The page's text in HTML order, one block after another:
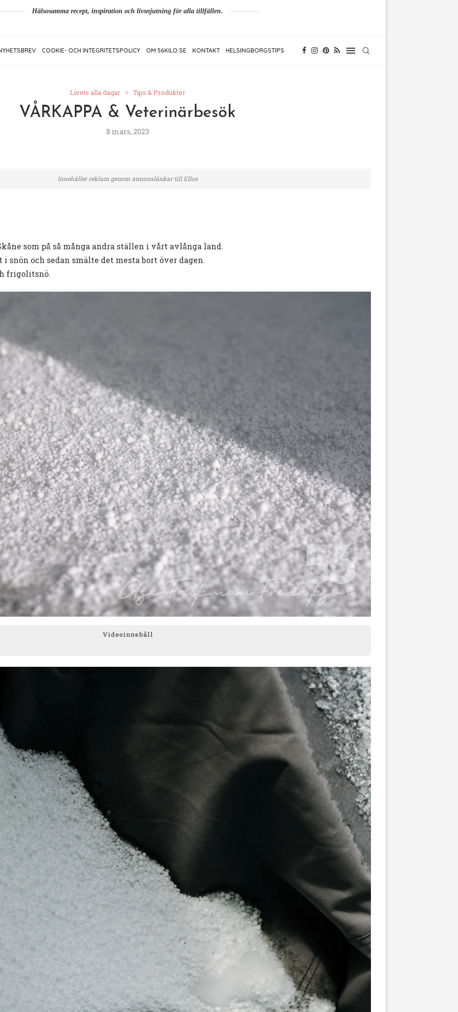
Hälsosamma recept, inspiration och livsnjutning för alla tillfällen.
COOKIE- OCH INTEGRITETSPOLICY OM 56KILO.SE KONTAKT HELSINGBORGSTIPS
Livets alla dagar Tips & Produkter
VÅRKAPPA & Veterinärbesök
8 mars, 2023
Innehåller reklam genom annonslänkar till Ellos
som på så många andra ställen i vårt avlånga land.
snön och sedan smälte det mesta bort över dagen.
frigolitsnö.
Videoinnehåll